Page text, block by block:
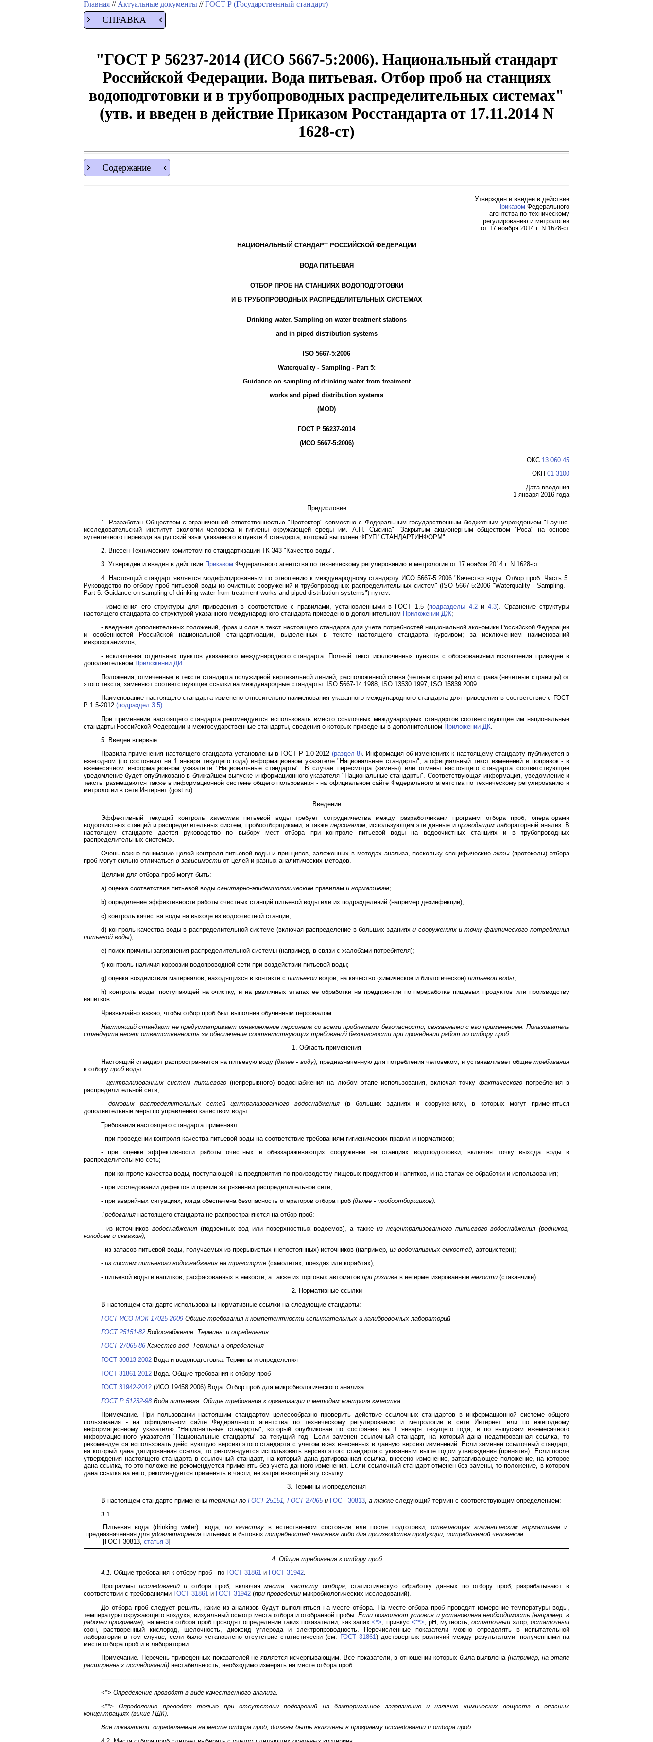
Главная // Актуальные документы //ГОСТ Р (Государственный стандарт)
СПРАВКА
"ГОСТ Р 56237-2014 (ИСО 5667-5:2006). Национальный стандарт
Российской Федерации. Вода питьевая. Отбор проб на станциях
водоподготовки и в трубопроводных распределительных системах"
(утв. и введен в действие Приказом Росстандарта от 17.11.2014 N
1628-ст)
Содержание
Утвержден и введен в действие
Приказом Федерального
агентства по техническому
регулированию и метрологии
от 17 ноября 2014 г. N 1628-ст
НАЦИОНАЛЬНЫЙ СТАНДАРТ РОССИЙСКОЙ ФЕДЕРАЦИИ
ВОДА ПИТЬЕВАЯ
ОТБОР ПРОБ НА СТАНЦИЯХ ВОДОПОДГОТОВКИ
И В ТРУБОПРОВОДНЫХ РАСПРЕДЕЛИТЕЛЬНЫХ СИСТЕМАХ
Drinking water. Sampling on water treatment stations
and in piped distribution systems
ISO 5667-5:2006
Waterquality - Sampling - Part 5:
Guidance on sampling of drinking water from treatment
works and piped distribution systems
(MOD)
ГОСТ Р 56237-2014
(ИСО 5667-5:2006)
ОКС 13.060.45
ОКП 01 3100
Дата введения
1 января 2016 года
Предисловие
1. Разработан Обществом с ограниченной ответственностью "Протектор" совместно с Федеральным государственным бюджетным учреждением "Научно-
исследовательский институт экологии человека и гигиены окружающей среды им. А.Н. Сысина", Закрытым акционерным обществом "Роса" на основе
аутентичного перевода на русский язык указанного в пункте 4 стандарта, который выполнен ФГУП "СТАНДАРТИНФОРМ".
2. Внесен Техническим комитетом по стандартизации ТК 343 "Качество воды".
3. Утвержден и введен в действие Приказом Федерального агентства по техническому регулированию и метрологии от 17 ноября 2014 г. N 1628-ст.
4. Настоящий стандарт является модифицированным по отношению к международному стандарту ИСО 5667-5:2006 "Качество воды. Отбор проб. Часть 5.
Руководство по отбору проб питьевой воды из очистных сооружений и трубопроводных распределительных систем" (ISO 5667-5:2006 "Waterquality - Sampling. -
Part 5: Guidance on sampling of drinking water from treatment works and piped distribution systems") путем:
- изменения его структуры для приведения в соответствие с правилами, установленными в ГОСТ 1.5 (подразделы 4.2и4.3). Сравнение структуры
настоящего стандарта со структурой указанного международного стандарта приведено в дополнительном Приложении ДЖ;
- введения дополнительных положений, фраз и слов в текст настоящего стандарта для учета потребностей национальной экономики Российской Федерации
и особенностей Российской национальной стандартизации, выделенных в тексте настоящего стандарта курсивом; за исключением наименований
микроорганизмов;
- исключения отдельных пунктов указанного международного стандарта. Полный текст исключенных пунктов с обоснованиями исключения приведен в
дополнительном Приложении ДИ
Положения, отмеченные в тексте стандарта полужирной вертикальной линией, расположенной слева (четные страницы) или справа (нечетные страницы) от
этого текста, заменяют соответствующие ссылки на международные стандарты: ISO 5667-14:1988, ISO 13530:1997, ISO 15839:2009.
Наименование настоящего стандарта изменено относительно наименования указанного международного стандарта для приведения в соответствие с ГОСТ
Р 1.5-2012 (подраздел 3.5).
При применении настоящего стандарта рекомендуется использовать вместо ссылочных международных стандартов соответствующие им национальные
стандарты Российской Федерации и межгосударственные стандарты, сведения о которых приведены в дополнительном Приложении ДК
5. Введен впервые.
Правила применения настоящего стандарта установлены в ГОСТ Р 1.0-2012 (раздел 8). Информация об изменениях к настоящему стандарту публикуется в
ежегодном (по состоянию на 1 января текущего года) информационном указателе "Национальные стандарты", а официальный текст изменений и поправок - в
ежемесячном информационном указателе "Национальные стандарты". В случае пересмотра (замены) или отмены настоящего стандарта соответствующее
уведомление будет опубликовано в ближайшем выпуске информационного указателя "Национальные стандарты". Соответствующая информация, уведомление и
тексты размещаются также в информационной системе общего пользования - на официальном сайте Федерального агентства по техническому регулированию и
метрологии в сети Интернет (gost.ru).
Введение
Эффективный текущий контроль качествапитьевой воды требует сотрудничества между разработчиками программ отбора проб, операторами
водоочистных станций и распределительных систем, пробоотборщиками, а также персоналом, использующим эти данные ипроводящим лабораторный анализ. В
настоящем стандарте дается руководство по выбору мест отбора при контроле питьевой воды на водоочистных станциях и в трубопроводных
распределительных системах.
Очень важно понимание целей контроля питьевой воды и принципов, заложенных в методах анализа, поскольку специфические акты (протоколы) отбора
проб могут сильно отличаться в зависимости от целей и разных аналитических методов.
Целями для отбора проб могут быть:
a) оценка соответствия питьевой воды санитарно-эпидемиологическим правилам и нормативам;
b) определение эффективности работы очистных станций питьевой воды или их подразделений (например дезинфекции);
c) контроль качества воды на выходе из водоочистной станции;
d) контроль качества воды в распределительной системе (включая распределение в больших зданияхи сооружениях и точку фактического потребления
питьевой воды);
e) поиск причины загрязнения распределительной системы (например, в связи с жалобами потребителя);
f) контроль наличия коррозии водопроводной сети при воздействии питьевой воды;
g) оценка воздействия материалов, находящихся в контакте с питьевой водой, на качество (химическое и биологическое) питьевой воды;
h) контроль воды, поступающей на очистку, и на различных этапах ее обработки на предприятии по переработке пищевых продуктов или производству
напитков.
Чрезвычайно важно, чтобы отбор проб был выполнен обученным персоналом.
Настоящий стандарт не предусматривает ознакомление персонала со всеми проблемами безопасности, связанными с его применением. Пользователь
стандарта несет ответственность за обеспечение соответствующих требований безопасности при проведении работ по отбору проб.
1. Область применения
Настоящий стандарт распространяется на питьевую воду(далее - воду), предназначенную для потребления человеком, и устанавливает общие требования
к отбору пробводы:
-централизованных систем питьевого(непрерывного) водоснабжения на любом этапе использования, включая точку фактическогопотребления в
распределительной сети;
- домовых распределительных сетей централизованного водоснабжения (в больших зданиях и сооружениях), в которых могут применяться
дополнительные меры по управлению качеством воды.
Требования настоящего стандарта применяют:
- при проведении контроля качества питьевой воды на соответствие требованиям гигиенических правил и нормативов;
- при оценке эффективности работы очистных и обеззараживающих сооружений на станциях водоподготовки, включая точку выхода воды в
распределительную сеть;
- при контроле качества воды, поступающей на предприятия по производству пищевых продуктов и напитков, и на этапах ее обработки и использования;
- при исследовании дефектов и причин загрязнений распределительной сети;
- при аварийных ситуациях, когда обеспечена безопасность операторов отбора проб (далее - пробоотборщиков).
Требования настоящего стандарта не распространяются на отбор проб:
- из источников водоснабжения (подземных вод или поверхностных водоемов), а такжеиз нецентрализованного питьевого водоснабжения (родников,
колодцев и скважин);
- из запасов питьевой воды, получаемых из прерывистых (непостоянных) источников (например, из водоналивных емкостей, автоцистерн);
- из систем питьевого водоснабжения на транспорте (самолетах, поездах или кораблях);
- питьевой воды и напитков, расфасованных в емкости, а также из торговых автоматов при розливе в негерметизированные емкости (стаканчики).
2. Нормативные ссылки
В настоящем стандарте использованы нормативные ссылки на следующие стандарты:
ГОСТ ИСО МЭК 17025-2009 Общие требования к компетентности испытательных и калибровочных лабораторий
ГОСТ 25151-82 Водоснабжение. Термины и определения
ГОСТ 27065-86 Качество вод. Термины и определения
ГОСТ 30813-2002 Вода и водоподготовка. Термины и определения
ГОСТ 31861-2012 Вода. Общие требования к отбору проб
ГОСТ 31942-2012 (ИСО 19458:2006) Вода. Отбор проб для микробиологического анализа
ГОСТ Р 51232-98 Вода питьевая. Общие требования к организации и методам контроля качества.
Примечание. При пользовании настоящим стандартом целесообразно проверить действие ссылочных стандартов в информационной системе общего
пользования - на официальном сайте Федерального агентства по техническому регулированию и метрологии в сети Интернет или по ежегодному
информационному указателю "Национальные стандарты", который опубликован по состоянию на 1 января текущего года, и по выпускам ежемесячного
информационного указателя "Национальные стандарты" за текущий год. Если заменен ссылочный стандарт, на который дана недатированная ссылка, то
рекомендуется использовать действующую версию этого стандарта с учетом всех внесенных в данную версию изменений. Если заменен ссылочный стандарт,
на который дана датированная ссылка, то рекомендуется использовать версию этого стандарта с указанным выше годом утверждения (принятия). Если после
утверждения настоящего стандарта в ссылочный стандарт, на который дана датированная ссылка, внесено изменение, затрагивающее положение, на которое
дана ссылка, то это положение рекомендуется применять без учета данного изменения. Если ссылочный стандарт отменен без замены, то положение, в котором
дана ссылка на него, рекомендуется применять в части, не затрагивающей эту ссылку.
3. Термины и определения
В настоящем стандарте применены термины по ГОСТ 25151 ГОСТ 27065и ГОСТ 30813 а также следующий термин с соответствующим определением:
3.1.
Питьевая вода (drinking water): вода, по качеству в естественном состоянии или после подготовки, отвечающая гигиеническим нормативами
предназначенная для удовлетворенияпитьевых и бытовых потребностей человека либо для производства продукции, потребляемой человеком.
[ГОСТ 30813, статья 3]
4. Общие требования к отбору проб
4.1 . Общие требования к отбору проб - по ГОСТ 31861 и ГОСТ 31942
Программы исследований и отбора проб, включаяместа, частоту отбора, статистическую обработку данных по отбору проб, разрабатывают в
соответствии с требованиями ГОСТ 31861 и ГОСТ 31942 (при проведении микробиологических исследований).
До отбора проб следует решить, какие из анализов будут выполняться на месте отбора. На месте отбора проб проводят измерение температуры воды,
температуры окружающего воздуха, визуальный осмотр места отбора и отобранной пробы.Если позволяют условия и установлена необходимость (например, в
рабочей программе), на месте отбора проб проводят определение таких показателей, как запах<*> , привкус<**> , pH, мутность,остаточный хлор,остаточный
озон, растворенный кислород, щелочность, диоксид углерода и электропроводность. Перечисленные показатели можно определять в испытательной
лаборатории в том случае, если было установлено отсутствие статистически (см. ГОСТ 31861) достоверных различий между результатами, полученными на
месте отбора проб и в лаборатории.
Примечание. Перечень приведенных показателей не является исчерпывающим. Все показатели, в отношении которых была выявлена (например, на этапе
расширенных исследований) нестабильность, необходимо измерять на месте отбора проб.
--------------------------------
<*> Определение проводят в виде качественного анализа.
<**> Определение проводят только при отсутствии подозрений на бактериальное загрязнение и наличие химических веществ в опасных
концентрациях (выше ПДК).
Все показатели, определяемые на месте отбора проб, должны быть включены в программу исследований и отбора проб.